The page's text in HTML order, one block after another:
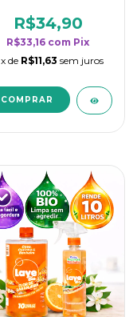
rendimento da
categoria - Flor de
Laranjeira
R$34,90
R$33,16 com Pix
x de R$11,63 sem juros